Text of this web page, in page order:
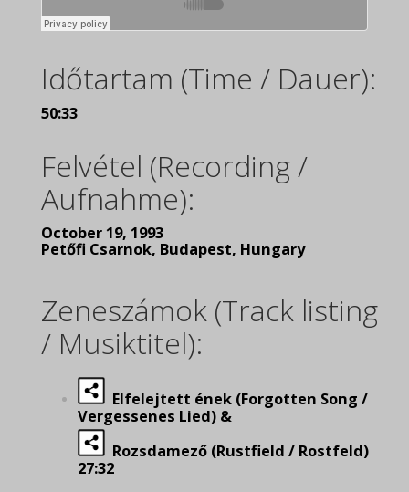
Időtartam (Time / Dauer):
50:33
Felvétel (Recording /
Aufnahme):
October 19, 1993
Petőfi Csarnok, Budapest, Hungary
Zeneszámok (Track listing
/ Musiktitel):
Elfelejtett ének (Forgotten Song /
Vergessenes Lied) &
Rozsdamező (Rustfield / Rostfeld)
27:32